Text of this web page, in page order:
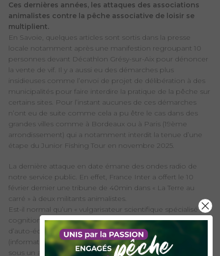
Ces dernières années, les attaques des associations
animalistes contre la pêche associative de loisir se
multiplient.
En Savoie, quelques articles sont sortis dans la presse
locale notamment après une manifestion regroupant 10
personnes devant Décathlon Grésy-sur-Aix pour dénoncer
la vente de vif. Il y a aussi eu des démarches plus
insidieuses comme l’envoi de projet de délibération à des
municipalités pour faire interdire la pratique de la pêche sur
certains sites. Pour l’instant aucunes de ces démarches
n’ont eu de suite comme cela a pu être le cas dans des
grandes villes comme à Bordeaux ou à Paris (19ème
arrondissement) qui a notamment interdit la tenue d’une
étape du Junior Fishing Tour en novembre 2025.
La dernière attaque en date émane des ondes radio de
notre service public. En effet, France Inter a offert le 10
février dernier une tribune de 40min dans « La Terre au
carré » à deux militants animalistes.
Est-il normal qu’un « vulgarisateur scientifique spécialisé en
cognition animale », en réalité un ancien professionnel
d’auto-école, antispéciste et militant anti-pêche
(information FDAAPPMA69) puisse venir parler de la pêche
sous un angle caricatural, avec des propos réducteurs,